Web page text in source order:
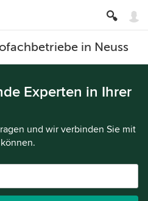
in Neuss
Experten in Ihrer
und wir verbinden Sie mit